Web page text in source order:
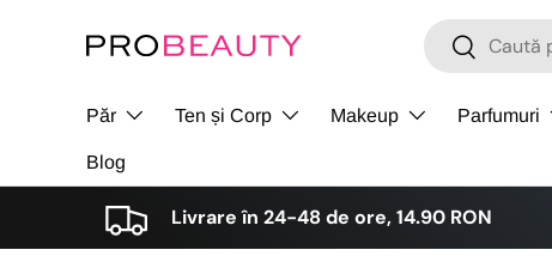
Sari la conținut
Cǎutare
Cǎutare
Păr Ten și Corp Makeup Parfumuri
Blog
Livrare în 24-48 de ore, 14.90 RON